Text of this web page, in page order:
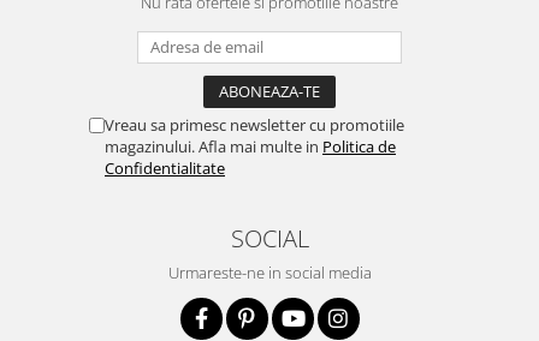
Vreau sa primesc newsletter cu promotiile
magazinului. Afla mai multe in Politica de
Confidentialitate
SOCIAL
Urmareste-ne in social media